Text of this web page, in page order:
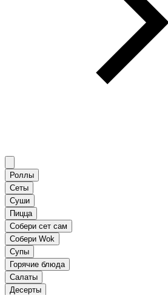
Роллы
Сеты
Суши
Пицца
Собери сет сам
Собери Wok
Супы
Горячие блюда
Салаты
Десерты